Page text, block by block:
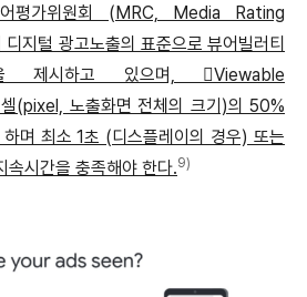
평가위원회 (MRC, Media Rating
지털 광고노출의 표준으로 뷰어빌러티
제시하고 있으며, 󰡐Viewable
(pixel, 노출화면 전체의 크기)의 50%
며 최소 1초 (디스플레이의 경우) 또는
시간을 충족해야 한다.9)